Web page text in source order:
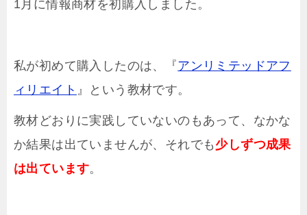
1月に情報商材を初購入しました。
私が初めて購入したのは、『アンリミテッドアフ
ィリエイト 』という教材です。
教材どおりに実践していないのもあって、なかな
か結果は出ていませんが、それでも 少しずつ成果
は出ています。